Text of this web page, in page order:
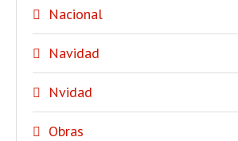
Nacional
Navidad
Nvidad
Obras